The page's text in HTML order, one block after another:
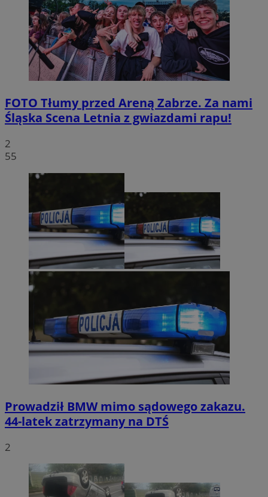
FOTO Tłumy przed Areną Zabrze. Za nami
Śląska Scena Letnia z gwiazdami rapu!
2
55
Prowadził BMW mimo sądowego zakazu.
44-latek zatrzymany na DTŚ
2